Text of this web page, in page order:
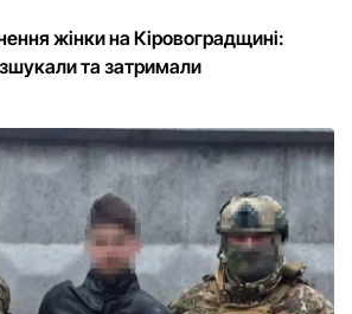
жінки на Кіровоградщині:
та затримали